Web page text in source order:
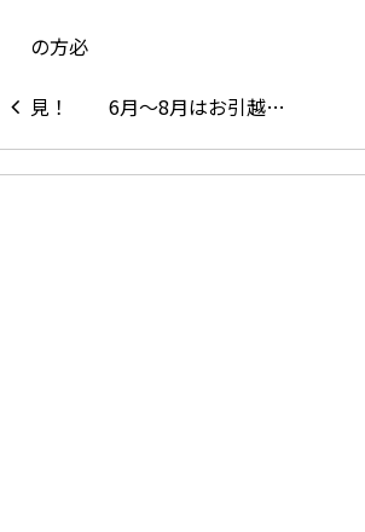
6月～8月はお引越…